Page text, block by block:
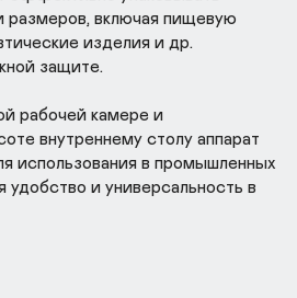
включая пищевую
изделия и др.
защите.
рабочей камере и
внутреннему столу аппарат
использования в промышленных
удобство и универсальность в